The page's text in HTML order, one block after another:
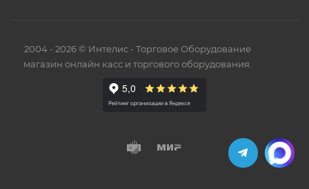
2004 - 2026 © Интелис - Торговое Оборудование
магазин онлайн касс и торгового оборудования.